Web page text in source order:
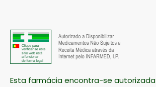
Esta farmácia encontra-se autorizada